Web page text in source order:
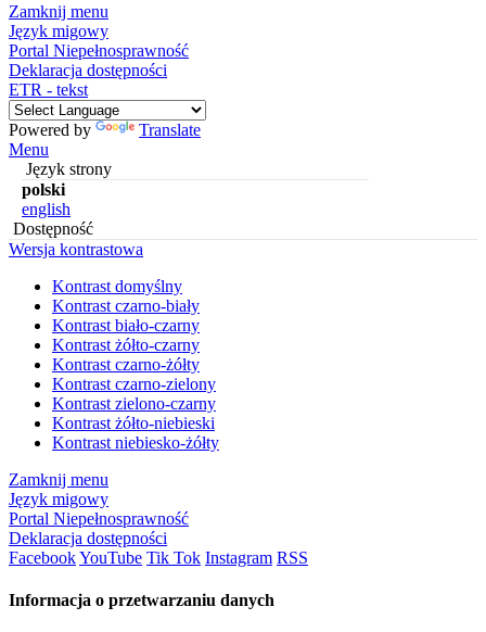
Zamknij menu
Język migowy
Portal Niepełnosprawność
Deklaracja dostępności
ETR - tekst
Powered by
Translate
Menu
Język strony
polski
english
Dostępność
Wersja kontrastowa
Kontrast domyślny
Kontrast czarno-biały
Kontrast biało-czarny
Kontrast żółto-czarny
Kontrast czarno-żółty
Kontrast czarno-zielony
Kontrast zielono-czarny
Kontrast żółto-niebieski
Kontrast niebiesko-żółty
Zamknij menu
Język migowy
Portal Niepełnosprawność
Deklaracja dostępności
FacebookYouTube Tik Tok Instagram RSS
Informacja o przetwarzaniu danych